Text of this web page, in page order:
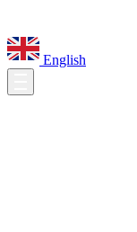
English